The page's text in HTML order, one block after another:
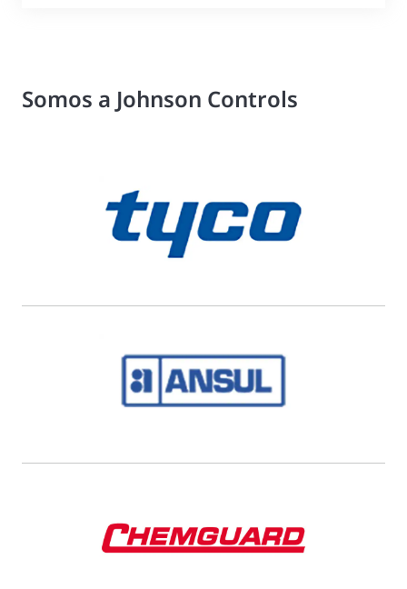
Somos a Johnson Controls